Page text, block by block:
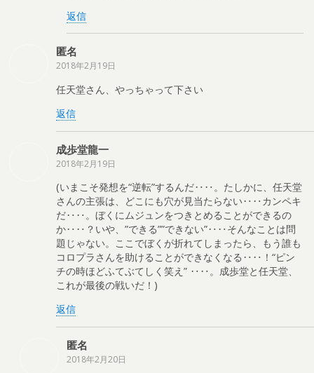
返信
匿名
2018年2月19日
任天堂さん、やっちゃって下さい
返信
成歩堂龍一
2018年2月19日
(いまこそ発想を“逆転”するんだ‥‥。たしかに、任天堂
さんの主張は、どこにも穴が見当たらない‥‥カンペキ
だ‥‥。ぼくにムジュンをつきとめることができるの
か‥‥？いや、”できる””できない”‥‥そんなことは問
題じゃない。ここでぼくが折れてしまったら、もう誰も
コロプラさんを助けることができなくなる‥‥！“ピン
チの時ほどふてぶてしく笑え” ‥‥。成歩堂と任天堂、
これが最後の戦いだ！)
返信
匿名
2018年2月20日